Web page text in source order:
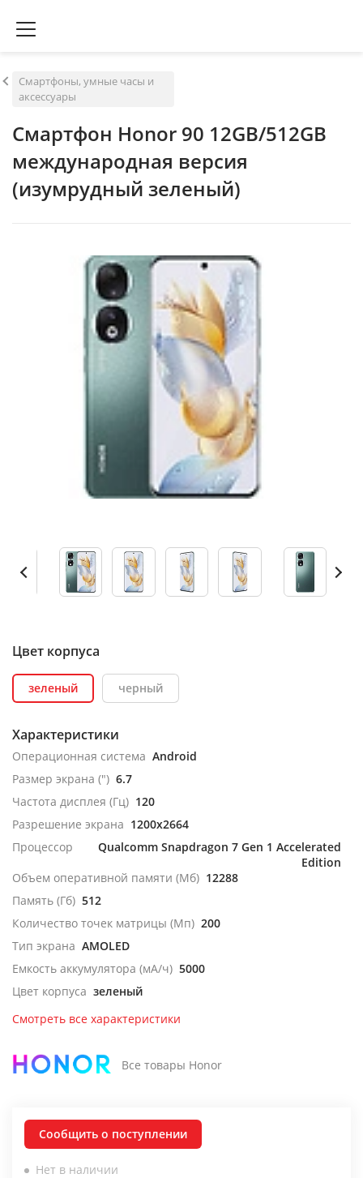
Смартфоны, умные часы и
аксессуары
Смартфон Honor 90 12GB/512GB
международная версия
(изумрудный зеленый)
Цвет корпуса
зеленый черный
Характеристики
Операционная система Android
Размер экрана (") 6.7
Частота дисплея (Гц) 120
Разрешение экрана 1200x2664
Процессор
Qualcomm Snapdragon 7 Gen 1 Accelerated
Edition
Объем оперативной памяти (Мб) 12288
Память (Гб) 512
Количество точек матрицы (Мп) 200
Тип экрана AMOLED
Емкость аккумулятора (мА/ч) 5000
Цвет корпуса зеленый
Смотреть все характеристики
Все товары Honor
Сообщить о поступлении
Нет в наличии